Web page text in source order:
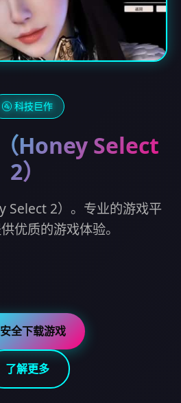
🚰 科技巨作
Honey Select
2）
Select 2）。专业的游戏平
优质的游戏体验。
安全下载游戏
了解更多